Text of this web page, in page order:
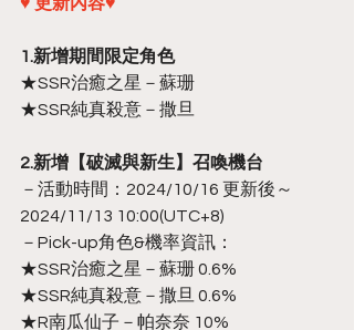
1.新增期間限定角色
★SSR治癒之星－蘇珊
★SSR純真殺意－撒旦
2.新增【破滅與新生】召喚機台
－活動時間：2024/10/16 更新後～
2024/11/13 10:00(UTC+8)
－Pick-up角色&機率資訊：
★SSR治癒之星－蘇珊 0.6%
★SSR純真殺意－撒旦 0.6%
★R南瓜仙子－帕奈奈 10%